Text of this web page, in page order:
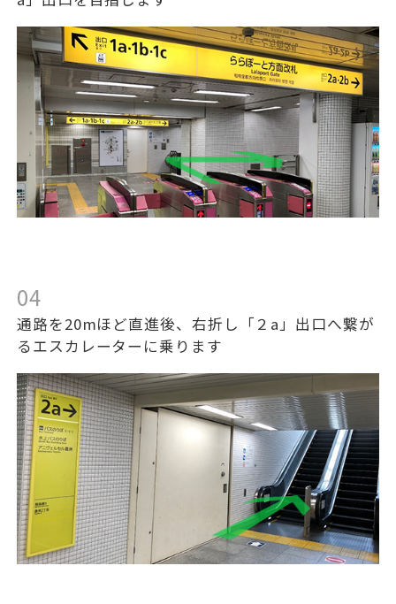
04
通路を20mほど直進後、右折し「２a」出口へ繋が
るエスカレーターに乗ります